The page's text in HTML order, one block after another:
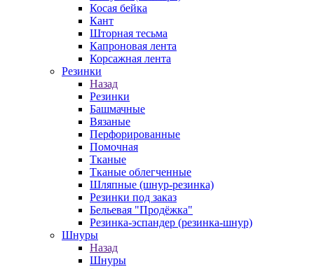
Косая бейка
Кант
Шторная тесьма
Капроновая лента
Корсажная лента
Резинки
Назад
Резинки
Башмачные
Вязаные
Перфорированные
Помочная
Тканые
Тканые облегченные
Шляпные (шнур-резинка)
Резинки под заказ
Бельевая "Продёжка"
Резинка-эспандер (резинка-шнур)
Шнуры
Назад
Шнуры